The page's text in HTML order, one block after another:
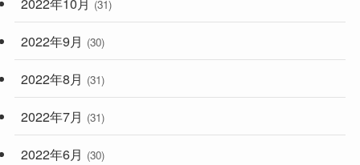
(31)
2022年9月 (30)
2022年8月 (31)
2022年7月 (31)
2022年6月 (30)